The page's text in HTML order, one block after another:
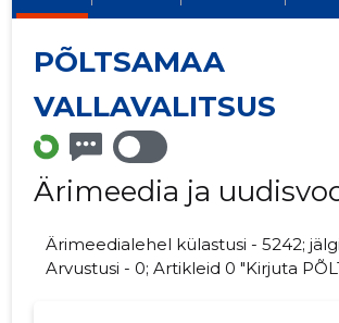
PÕLTSAMAA
VALLAVALITSUS
Ärimeedia ja
Ärimeedialehel külastusi - 5242;
Arvustusi - 0; Artikleid 0 "Kirjuta PÕLTSAMAA